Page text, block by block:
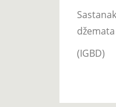
(IGBD)